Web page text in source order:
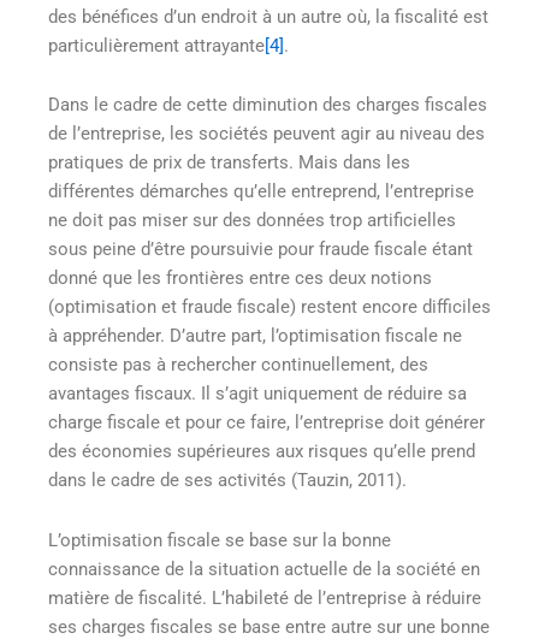
des bénéfices d’un endroit à un autre où, la fiscalité est
particulièrement attrayante[4].
Dans le cadre de cette diminution des charges fiscales
de l’entreprise, les sociétés peuvent agir au niveau des
pratiques de prix de transferts. Mais dans les
différentes démarches qu’elle entreprend, l’entreprise
ne doit pas miser sur des données trop artificielles
sous peine d’être poursuivie pour fraude fiscale étant
donné que les frontières entre ces deux notions
(optimisation et fraude fiscale) restent encore difficiles
à appréhender. D’autre part, l’optimisation fiscale ne
consiste pas à rechercher continuellement, des
avantages fiscaux. Il s’agit uniquement de réduire sa
charge fiscale et pour ce faire, l’entreprise doit générer
des économies supérieures aux risques qu’elle prend
dans le cadre de ses activités (Tauzin, 2011).
L’optimisation fiscale se base sur la bonne
connaissance de la situation actuelle de la société en
matière de fiscalité. L’habileté de l’entreprise à réduire
ses charges fiscales se base entre autre sur une bonne